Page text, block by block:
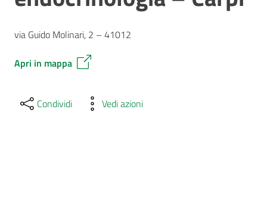
via Guido Molinari, 2 – 41012
Apri in mappa
Condividi Vedi azioni